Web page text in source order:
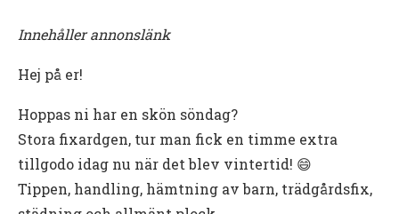
Innehåller annonslänk
Hej på er!
Hoppas ni har en skön söndag?
Stora fixardgen, tur man fick en timme extra
tillgodo idag nu när det blev vintertid! 😄
Tippen, handling, hämtning av barn, trädgårdsfix,